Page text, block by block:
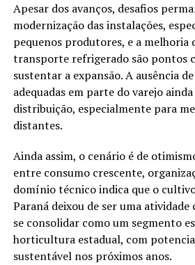
Apesar dos avanços, desafios
modernização das instalações,
pequenos produtores, e a melhoria
transporte refrigerado são pontos
sustentar a expansão. A ausência
adequadas em parte do varejo
distribuição, especialmente para
distantes.
Ainda assim, o cenário é de
entre consumo crescente,
domínio técnico indica que o
Paraná deixou de ser uma
se consolidar como um segmento
horticultura estadual, com
sustentável nos próximos anos.